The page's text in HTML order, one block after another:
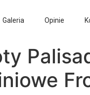
Galeria Opinie